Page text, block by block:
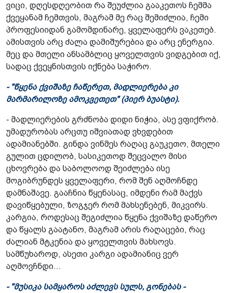
ვიცი, დღესდღეობით რა შეუძლია გააკეთოს ჩემმა
ქვეყანამ ჩემთვის, მაგრამ მე რაც შემიძლია, ჩემი
პროფესიიდან გამომდინარე, ყველაფერს ვაკეთებ.
ამისთვის არც ძალა დამიშურებია და არც ენერგია.
მეც და მთელი ანსამბლიც ყოველთვის ვიდგებით იქ,
სადაც ქვეყნისთვის იქნება საჭირო.
- "წყენა ქვიშაზე ჩაწერეთ, მადლიერება კი
მარმარილოზე ამოკვეთეთ" (პიერ ბუასტი).
- მადლიერების გრძნობა დიდი ნიჭია, ასე ვფიქრობ.
უმადურობას არცთუ იშვიათად ვხვდებით
ადამიანებში. გინდა ვინმეს რაღაც გაუკეთო, მთელი
გულით ცდილობ, სასიკეთოდ შეცვალო მისი
ცხოვრება და საბოლოოდ შეიძლება ისე
მოგიბრუნდეს ყველაფერი, რომ შენ აღმოჩნდე
დამნაშავე. გააჩნია წყენასაც, იმდენი რამ მაქვს
დავიწყებული, ზოგჯერ რომ მახსენებენ, მიკვირს.
კარგია, როდესაც შეგიძლია წყენა ქვიშაზე დაწერო
და წყალს გაატანო, მაგრამ არის რაღაცები, რაც
ძალიან მტკენია და ყოველთვის მახსოვს.
სამწუხაროდ, ასეთი კარგი ადამიანიც ვერ
აღმოვჩნდი...
- "მუსიკა სამყაროს აძლევს სულს, გონებას -